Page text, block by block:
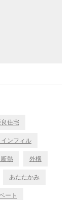
住宅
ンフィル
熱 外構
あたたかみ
ート